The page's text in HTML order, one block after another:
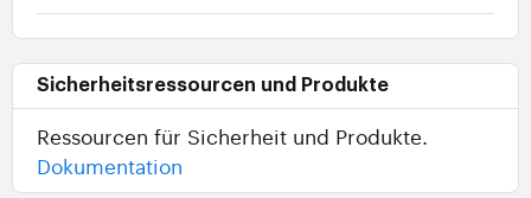
Sicherheitsressourcen und Produkte
Ressourcen für Sicherheit und Produkte.
Dokumentation